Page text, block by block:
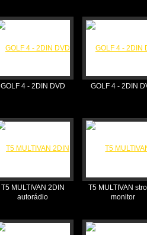
GOLF 4 - 2DIN DVD GOLF 4 - 2DIN
T5 MULTIVAN 2DIN
autorádio
T5 MULTIVAN
monitor